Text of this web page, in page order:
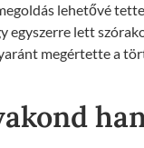
lehetővé
egyszerre lett
megértette a